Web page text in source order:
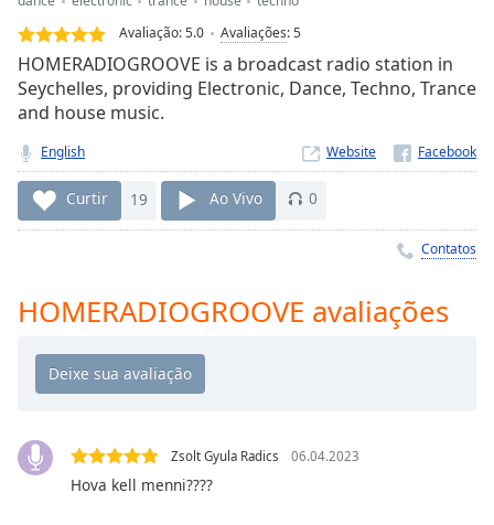
Loaded:
0.00%
Stream
TypeLIVE
live,
currently
behind
LIVE
Remaining
Playback
Rate
Chapters
Avaliação:5.0 Avaliações:5
HOMERADIOGROOVE is a broadcast radio station in
Seychelles, providing Electronic, Dance, Techno, Trance
and house music.
English Website
Curtir 19 Ao Vivo 0
Contatos
HOMERADIOGROOVE avaliações
Zsolt Gyula Radics 06.04.2023
Hova kell menni????